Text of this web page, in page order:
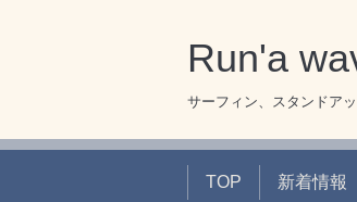
Run'a
サーフィン、スタンドア
TOP 新着情報